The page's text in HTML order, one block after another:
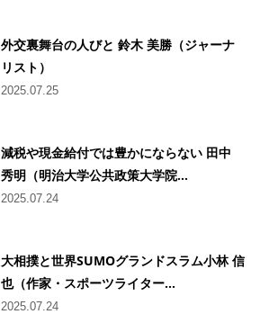
外交裏舞台の人びと 鈴木 美勝（ジャーナ
リスト）
2025.07.25
減税や現金給付では豊かにならない 田中
秀明（明治大学公共政策大学院...
2025.07.24
大相撲と世界SUMOグランドスラム小林 信
也（作家・スポーツライター...
2025.07.24